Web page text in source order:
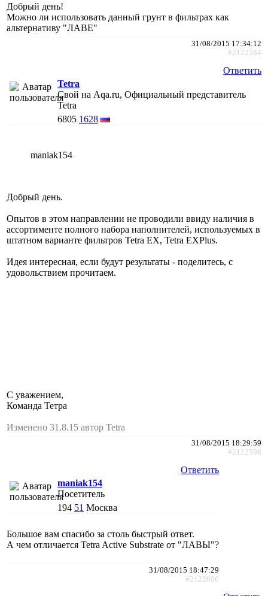
Добрый день!
Можно ли использовать данный грунт в фильтрах как
альтернативу "ЛАВЕ"
31/08/2015 17:34:12
#2122584
Ответить
Tetra
Свой на Aqa.ru, Официальный представитель
Tetra
6805 1628
maniak154
Добрый день.
Опытов в этом направлении не проводили ввиду наличия в
ассортименте полного набора наполнителей, используемых в
штатном варианте фильтров Tetra EX, Tetra EXPlus.
Идея интересная, если будут результаты - поделитесь, с
удовольствием прочитаем.
С уважением,
Команда Тетра
Изменено 31.8.15 автор Tetra
31/08/2015 18:29:59
#2122598
Ответить
maniak154
Посетитель
194 51 Москва
Большое вам спасибо за столь быстрый ответ.
А чем отличается Tetra Active Substrate от "ЛАВЫ"?
31/08/2015 18:47:29
#2122606